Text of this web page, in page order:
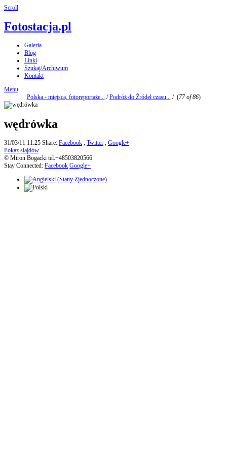
Scroll
Fotostacja.pl
Galeria
Blog
Linki
Szukaj/Archiwum
Kontakt
Menu
Polska - miejsca, fotoreportaże... /Podróż do Źródeł czasu... / (77 of 86)
wędrówka
31/03/11 11:25 Share: Facebook , Twitter , Google+
Pokaz slajdów
© Miron Bogacki tel.+48503820566
Stay Connected: Facebook Google+